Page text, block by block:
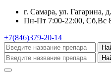
г. Самара, ул. Гагарина,
Пн-Пт 7:00-22:00, Сб,Вс
+7(846)379-20-14